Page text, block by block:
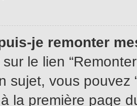
je remonter
le lien
sujet, vous pouvez
la première page